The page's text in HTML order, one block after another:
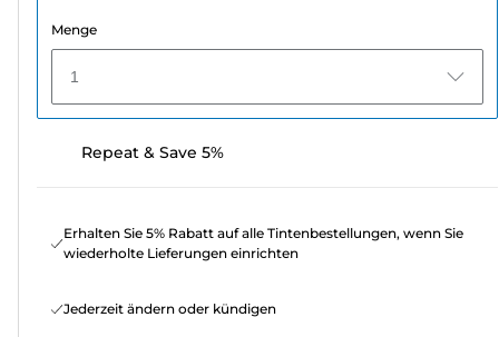
Menge
1
Repeat & Save 5%
Erhalten Sie 5% Rabatt auf alle Tintenbestellungen, wenn Sie
wiederholte Lieferungen einrichten
Jederzeit ändern oder kündigen